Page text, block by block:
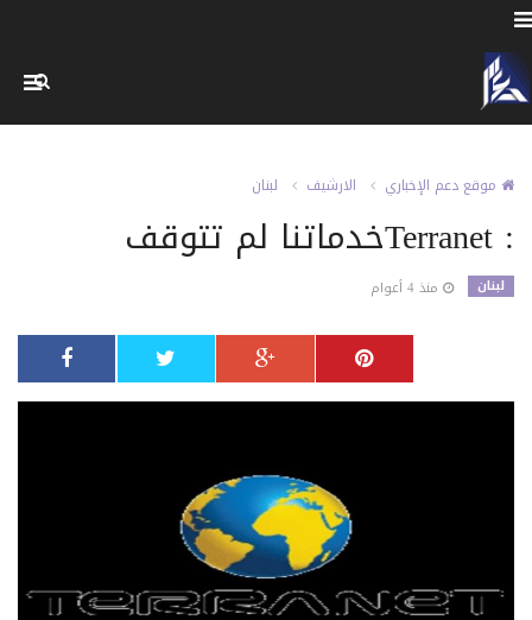
موقع دعم الإخباري الارشيف لبنان
: Terranetخدماتنا لم تتوقف
لبنان منذ 4 أعوام